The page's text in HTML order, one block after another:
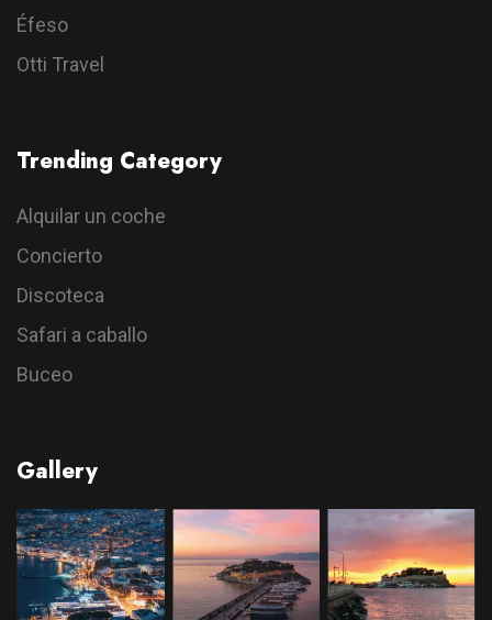
Éfeso
Otti Travel
Trending Category
Alquilar un coche
Concierto
Discoteca
Safari a caballo
Buceo
Gallery